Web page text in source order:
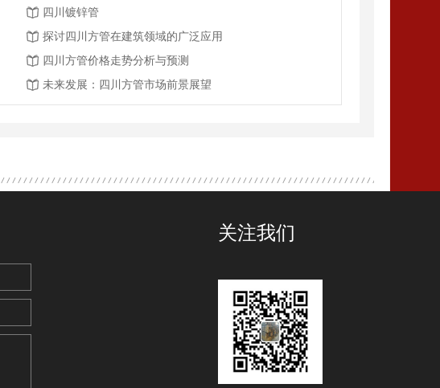
四川镀锌管
探讨四川方管在建筑领域的广泛应用
四川方管价格走势分析与预测
未来发展：四川方管市场前景展望
关注我们